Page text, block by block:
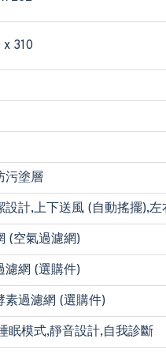
310
污塗層
設計,上下送風 (自動搖擺),
(空氣過濾網)
濾網 (選購件)
素過濾網 (選購件)
眠模式,靜音設計,自我診斷